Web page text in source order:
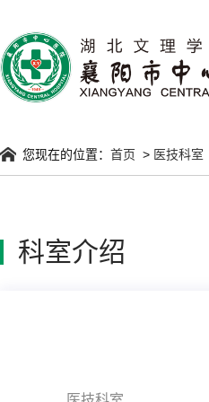
您现在的位置： 首页 > 医技科室
科室介绍